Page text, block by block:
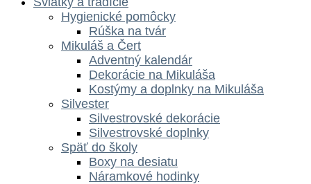
Hygienické pomôcky
Rúška na tvár
Mikuláš a Čert
Adventný kalendár
Dekorácie na Mikuláša
Kostýmy a doplnky na Mikuláša
Silvester
Silvestrovské dekorácie
Silvestrovské doplnky
Späť do školy
Boxy na desiatu
Náramkové hodinky